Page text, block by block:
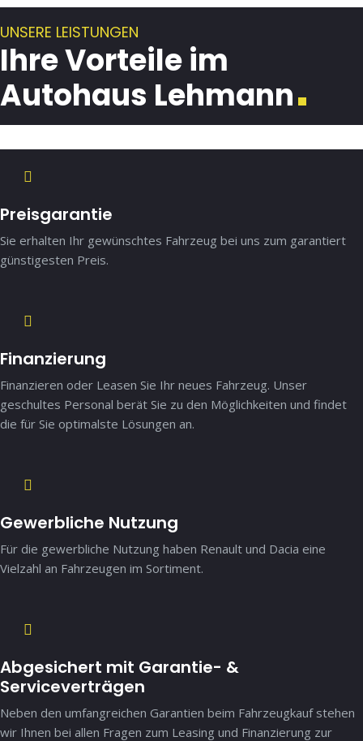
UNSERE LEISTUNGEN
Ihre Vorteile im
Autohaus Lehmann
Preisgarantie
Sie erhalten Ihr gewünschtes Fahrzeug bei uns zum garantiert
günstigesten Preis.
Finanzierung
Finanzieren oder Leasen Sie Ihr neues Fahrzeug. Unser
geschultes Personal berät Sie zu den Möglichkeiten und findet
die für Sie optimalste Lösungen an.
Gewerbliche Nutzung
Für die gewerbliche Nutzung haben Renault und Dacia eine
Vielzahl an Fahrzeugen im Sortiment.
Abgesichert mit Garantie- &
Serviceverträgen
Neben den umfangreichen Garantien beim Fahrzeugkauf stehen
wir Ihnen bei allen Fragen zum Leasing und Finanzierung zur